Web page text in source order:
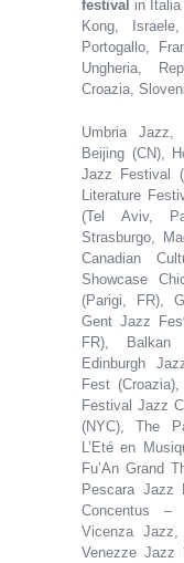
festival in Italia
Kong,
Portogallo,
Ungheria,
Croazia,
Umbria
Beijing (CN),
Jazz Festival
Literature
(Tel Aviv,
Strasburgo,
Canadian
Showcase
(Parigi, FR),
Gent Jazz
FR), Balkan
Edinburgh
Fest
Festival Jazz
(NYC), The
L’Eté en
Fu’An Grand
Pescara Jazz
Concentus –
Vicenza
Venezze Jazz